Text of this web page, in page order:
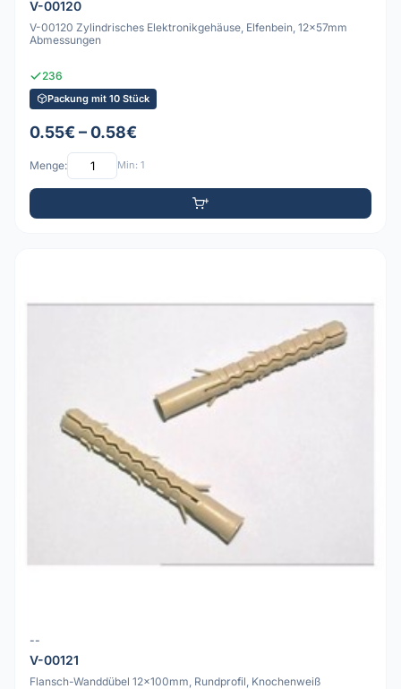
V-00120
V-00120 Zylindrisches Elektronikgehäuse, Elfenbein, 12x57mm
Abmessungen
236
Packung mit 10 Stück
0.55€ – 0.58€
Menge: Min: 1
--
V-00121
Flansch-Wanddübel 12x100mm, Rundprofil, Knochenweiß